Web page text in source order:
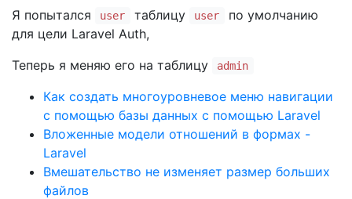
Я попытался user таблицу user
по умолчанию
для цели Laravel Auth,
Теперь я меняю его на таблицу
admin
Как создать многоуровневое меню навигации
с помощью базы данных с помощью Laravel
Вложенные модели отношений в формах -
Laravel
Вмешательство не изменяет размер больших
файлов